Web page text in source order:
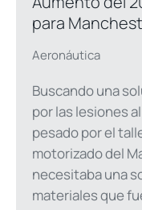
para
Aeronáutica
Buscando una
por las lesiones
pesado por el
motorizado del
necesitaba una
materiales que